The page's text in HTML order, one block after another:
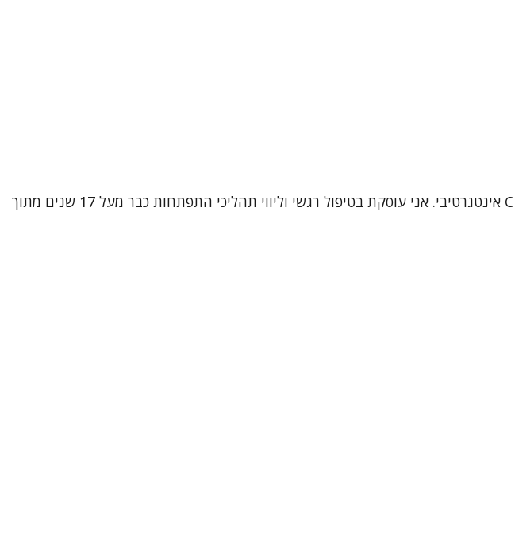
שמי אביטל וובר קטקובסקי, עובדת סוציאלית קלינית (M.A) ופסיכותרפיסטית מוסמכת בגישת CBT אינטגרטיבי. אני עוסקת בטיפול רגשי וליווי תהליכי התפתחות כבר מעל 17 שנים מתוך